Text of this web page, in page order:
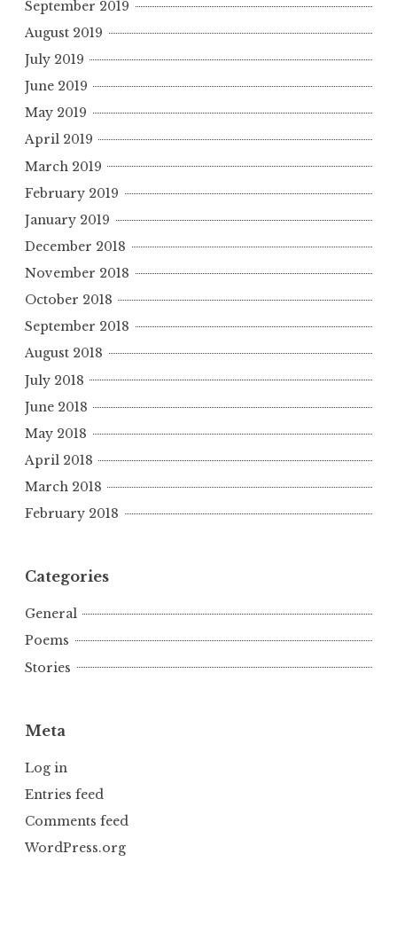
September 2019
August 2019
July 2019
June 2019
May 2019
April 2019
March 2019
February 2019
January 2019
December 2018
November 2018
October 2018
September 2018
August 2018
July 2018
June 2018
May 2018
April 2018
March 2018
February 2018
Categories
General
Poems
Stories
Meta
Log in
Entries feed
Comments feed
WordPress.org